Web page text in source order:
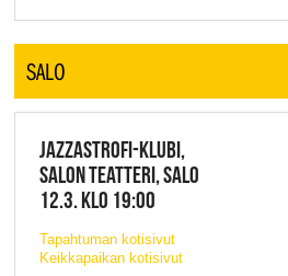
SALO
JAZZASTROFI-KLUBI,
SALON TEATTERI, SALO
12.3. KLO 19:00
Tapahtuman kotisivut
Keikkapaikan kotisivut